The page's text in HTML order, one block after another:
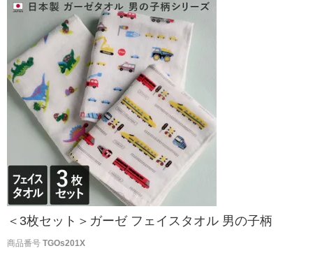
＜3枚セット＞ガーゼ フェイスタオル 男の子柄
商品番号 TGOs201X